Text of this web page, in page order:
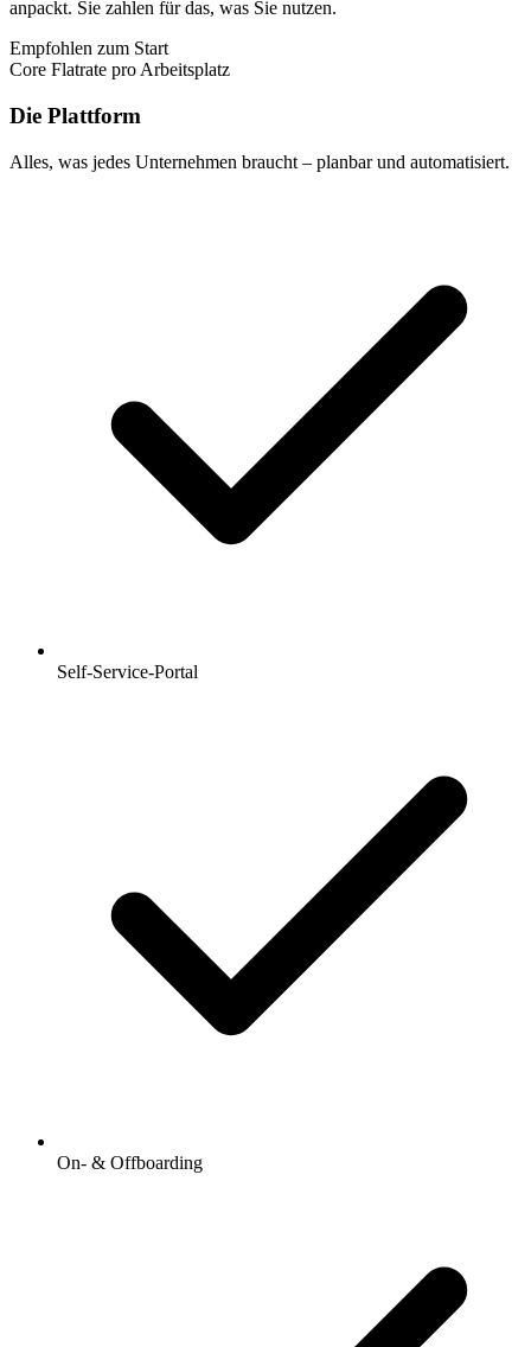
anpackt. Sie zahlen für das, was Sie nutzen.
Empfohlen zum Start
Core Flatrate pro Arbeitsplatz
Die Plattform
Alles, was jedes Unternehmen braucht – planbar und automatisiert.
Self-Service-Portal
On- & Offboarding